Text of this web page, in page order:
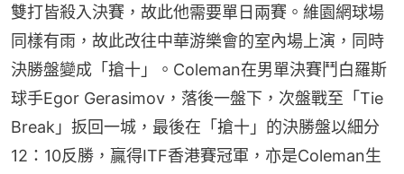
雙打皆殺入決賽，故此他需要單日兩賽。維園網球場
同樣有雨，故此改往中華游樂會的室內場上演，同時
決勝盤變成「搶十」。Coleman在男單決賽鬥白羅斯
球手Egor Gerasimov，落後一盤下，次盤戰至「Tie
Break」扳回一城，最後在「搶十」的決勝盤以細分
12：10反勝，贏得ITF香港賽冠軍，亦是Coleman生